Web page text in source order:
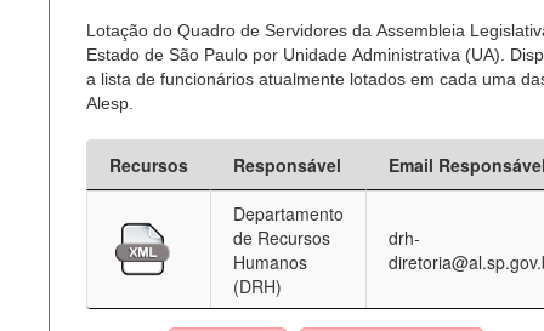
Lotação do Quadro de Servidores da Assembleia
Estado de São Paulo por Unidade Administrativa (UA).
a lista de funcionários atualmente lotados em cada uma
Alesp.
Recursos Responsável
Email
Departamento
de Recursos
Humanos
(DRH)
drh-